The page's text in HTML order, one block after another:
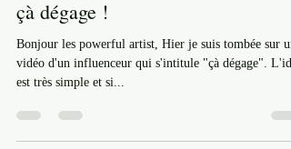
2 janv. 2025 4 min de lecture
çà dégage !